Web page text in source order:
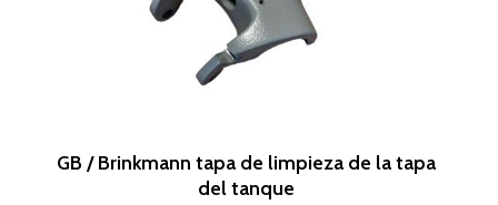
Leer Más
GB / Brinkmann tapa de limpieza de la tapa
del tanque